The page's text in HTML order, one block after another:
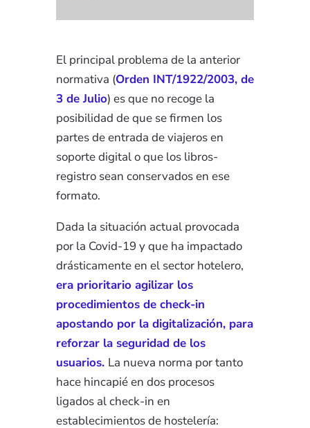
El principal problema de la anterior
normativa (Orden INT/1922/2003, de
3 de Julio) es que no recoge la
posibilidad de que se firmen los
partes de entrada de viajeros en
soporte digital o que los libros-
registro sean conservados en ese
formato.
Dada la situación actual provocada
por la Covid-19 y que ha impactado
drásticamente en el sector hotelero,
era prioritario agilizar los
procedimientos de check-in
apostando por la digitalización, para
reforzar la seguridad de los
usuarios. La nueva norma por tanto
hace hincapié en dos procesos
ligados al check-in en
establecimientos de hostelería: